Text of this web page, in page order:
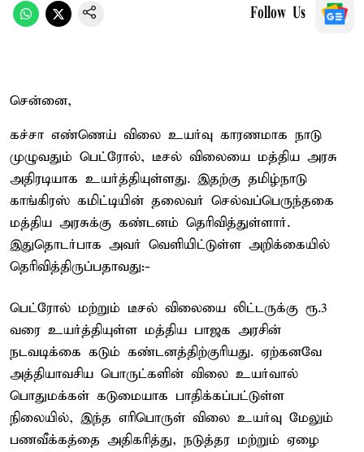
Follow Us
சென்னை,
கச்சா எண்ணெய் விலை உயர்வு காரணமாக நாடு
முழுவதும் பெட்ரோல், டீசல் விலையை மத்திய அரசு
அதிரடியாக உயர்த்தியுள்ளது. இதற்கு தமிழ்நாடு
காங்கிரஸ் கமிட்டியின் தலைவர் செல்வப்பெருந்தகை
மத்திய அரசுக்கு கண்டனம் தெரிவித்துள்ளார்.
இதுதொடர்பாக அவர் வெளியிட்டுள்ள அறிக்கையில்
தெரிவித்திருப்பதாவது:-
பெட்ரோல் மற்றும் டீசல் விலையை லிட்டருக்கு ரூ.3
வரை உயர்த்தியுள்ள மத்திய பாஜக அரசின்
நடவடிக்கை கடும் கண்டனத்திற்குரியது. ஏற்கனவே
அத்தியாவசிய பொருட்களின் விலை உயர்வால்
பொதுமக்கள் கடுமையாக பாதிக்கப்பட்டுள்ள
நிலையில், இந்த எரிபொருள் விலை உயர்வு மேலும்
பணவீக்கத்தை அதிகரித்து, நடுத்தர மற்றும் ஏழை